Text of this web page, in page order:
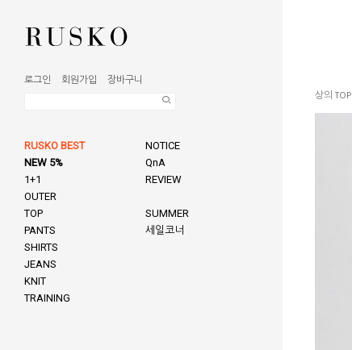
로그인 회원가입 장바구니
RUSKO BEST
NEW 5%
1+1
OUTER
TOP
PANTS
SHIRTS
JEANS
KNIT
TRAINING
NOTICE
QnA
REVIEW
SUMMER
세일코너
상의 TOP